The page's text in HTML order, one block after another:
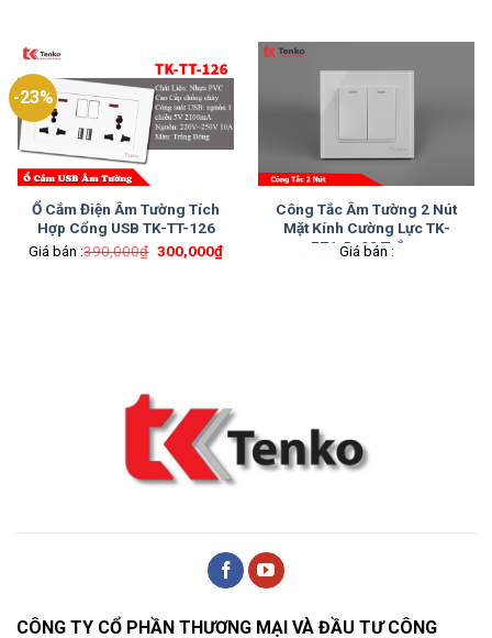
-23%
Ổ Cắm Điện Âm Tường Tích
Hợp Cổng USB TK-TT-126
Giá bán :390,000₫ Giá
300,000₫Giá
hiện
Công Tắc Âm Tường 2 Nút
Mặt Kính Cường Lực TK-
F71-D-02 Trắng
Giá bán :
CÔNG TY CỔ PHẦN THƯƠNG MẠI VÀ ĐẦU TƯ CÔNG